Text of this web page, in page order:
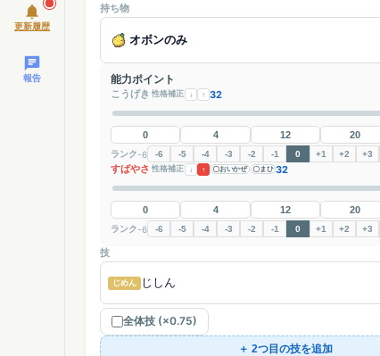
更新履歴
報告
持ち物
オボンのみ
能力ポイント
こうげき 性格補正 ↓ ↑ 32
0 4 12 20
ランク-6 -6 -5 -4 -3 -2 -1 0 +1 +2 +3
すばやさ 性格補正 ↓ ↑ おいかぜ まひ 32
0 4 12 20
ランク-6 -6 -5 -4 -3 -2 -1 0 +1 +2 +3
技
じめん じしん
全体技 (×0.75)
＋ 2つ目の技を追加